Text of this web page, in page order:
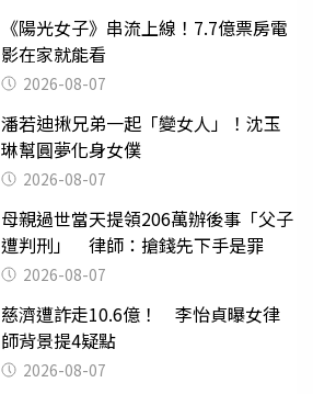
《陽光女子》串流上線！7.7億票房電
影在家就能看
2026-08-07
潘若迪揪兄弟一起「變女人」！沈玉
琳幫圓夢化身女僕
2026-08-07
母親過世當天提領206萬辦後事「父子
遭判刑」 律師：搶錢先下手是罪
2026-08-07
慈濟遭詐走10.6億！ 李怡貞曝女律
師背景提4疑點
2026-08-07